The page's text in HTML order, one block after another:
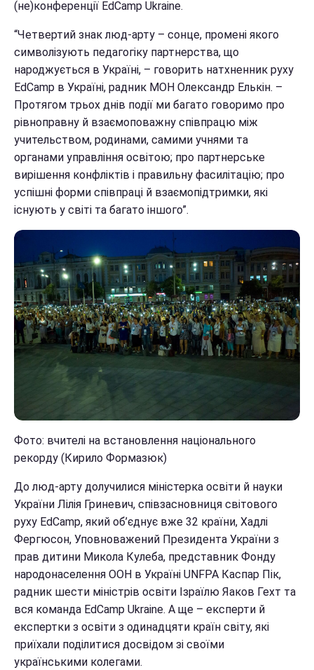
(не)конференції EdCamp Ukraine.
“Четвертий знак люд-арту – сонце, промені якого
символізують педагогіку партнерства, що
народжується в Україні, – говорить натхненник руху
EdCamp в Україні, радник МОН Олександр Елькін. –
Протягом трьох днів події ми багато говоримо про
рівноправну й взаємоповажну співпрацю між
учительством, родинами, самими учнями та
органами управління освітою; про партнерське
вирішення конфліктів і правильну фасилітацію; про
успішні форми співпраці й взаємопідтримки, які
існують у світі та багато іншого”.
Фото: вчителі на встановлення національного
рекорду (Кирило Формазюк)
До люд-арту долучилися міністерка освіти й науки
України Лілія Гриневич, співзасновниця світового
руху EdCamp, який об’єднує вже 32 країни, Хадлі
Фергюсон, Уповноважений Президента України з
прав дитини Микола Кулеба, представник Фонду
народонаселення ООН в Україні UNFPA Каспар Пік,
радник шести міністрів освіти Ізраїлю Яаков Гехт та
вся команда EdCamp Ukraine. А ще – експерти й
експертки з освіти з одинадцяти країн світу, які
приїхали поділитися досвідом зі своїми
українськими колегами.